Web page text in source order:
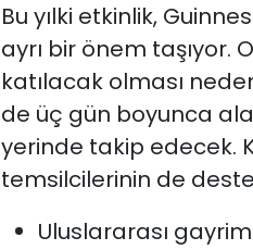
Bu yılki etkinlik,
ayrı bir önem taşıyor.
katılacak olması
de üç gün boyunca
yerinde takip edecek.
temsilcilerinin de
Uluslararası